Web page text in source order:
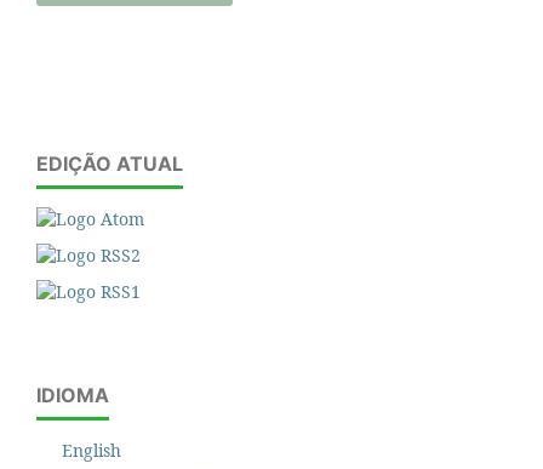
EDIÇÃO ATUAL
IDIOMA
English